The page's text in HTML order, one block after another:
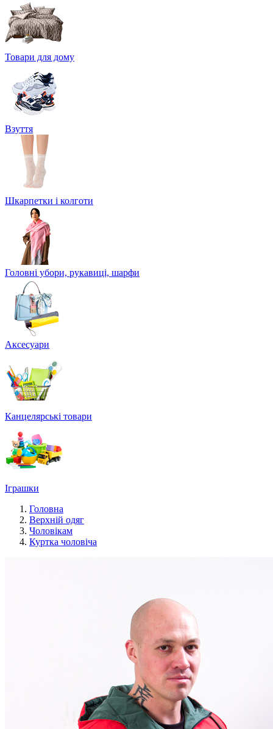
Товари для дому
Взуття
Шкарпетки і колготи
Головні убори, рукавиці, шарфи
Аксесуари
Канцелярські товари
Іграшки
Головна
Верхній одяг
Чоловікам
Куртка чоловіча